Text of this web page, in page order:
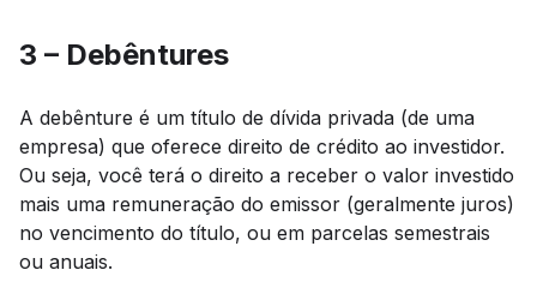
3 – Debêntures
A debênture é um título de dívida privada (de uma
empresa) que oferece direito de crédito ao investidor.
Ou seja, você terá o direito a receber o valor investido
mais uma remuneração do emissor (geralmente juros)
no vencimento do título, ou em parcelas semestrais
ou anuais.